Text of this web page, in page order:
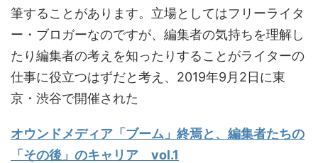
筆することがあります。立場としてはフリーライタ
ー・ブロガーなのですが、編集者の気持ちを理解し
たり編集者の考えを知ったりすることがライターの
仕事に役立つはずだと考え、2019年9月2日に東
京・渋谷で開催された
オウンドメディア「ブーム」終焉と、編集者たちの
「その後」のキャリア vol.1